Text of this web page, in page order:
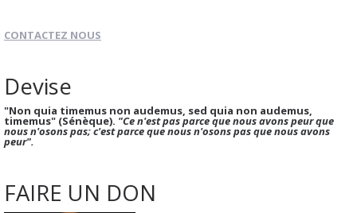
CONTACTEZ NOUS
Devise
"Non quia timemus non audemus, sed quia non audemus,
timemus" (Sénèque). "Ce n'est pas parce que nous avons peur que
nous n'osons pas; c'est parce que nous n'osons pas que nous avons
peur".
FAIRE UN DON